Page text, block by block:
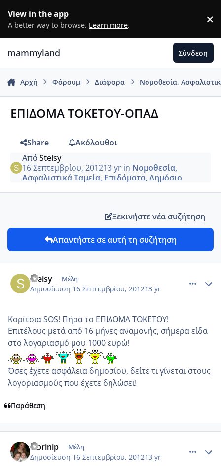
View in the app
A better way to browse. Learn more. ×
mammyland Σύνδεση
Αρχή Φόρουμ Διάφορα Νομοθεσία,
ΕΠΙΔΟΜΑ ΤΟΚΕΤΟΥ-ΟΠΑΔ
Share
Ακόλουθοι
Από Steisy
16 Σεπτεμβρίου, 201213 yrin Νομοθεσία,
Ασφαλιστικά Ταμεία, Επιδόματα, Δημόσιο
Ξεκινήστε νέα συζήτηση
Απαντήστε σε αυτή τη συζήτηση
Steisy Μέλη
Δημοσίευση 16 Σεπτεμβρίου, 201213 yr
Κορίτσια SOS! Πήρα το ΕΠΙΔΟΜΑ ΤΟΚΕΤΟΥ!
Επιτέλους μετά από 16 μήνες αναμονής, σήμερα είδα
στο λογαριασμό μου 1000 ευρώ!
Όσες έχετε ασφάλεια δημοσίου, δείτε τι γίνεται στους
λογοριασμούς που έχετε δηλώσει!
Παράθεση
labrinip Μέλη
Δημοσίευση 16 Σεπτεμβρίου, 201213 yr